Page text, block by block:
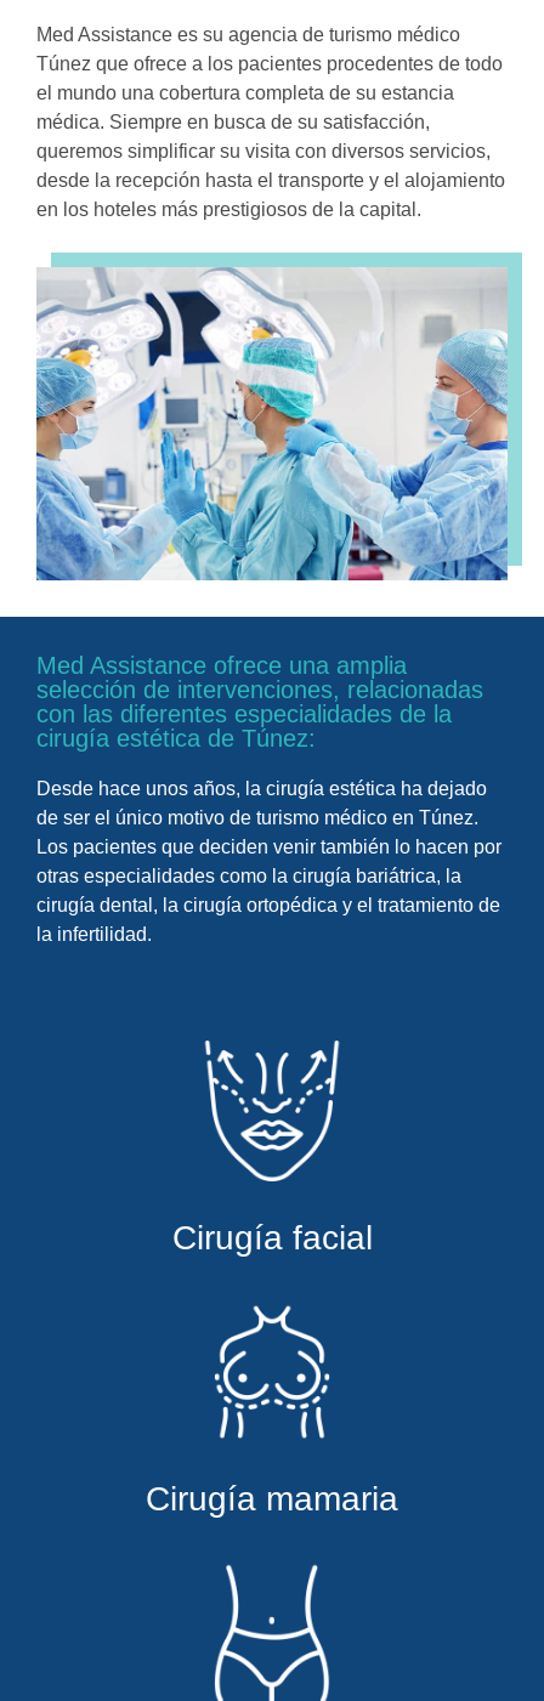
Med Assistance es su agencia de turismo médico
Túnez que ofrece a los pacientes procedentes de todo
el mundo una cobertura completa de su estancia
médica. Siempre en busca de su satisfacción,
queremos simplificar su visita con diversos servicios,
desde la recepción hasta el transporte y el alojamiento
en los hoteles más prestigiosos de la capital.
Med Assistance ofrece una amplia
selección de intervenciones, relacionadas
con las diferentes especialidades de la
cirugía estética de Túnez:
Desde hace unos años, la cirugía estética ha dejado
de ser el único motivo de turismo médico en Túnez.
Los pacientes que deciden venir también lo hacen por
otras especialidades como la cirugía bariátrica, la
cirugía dental, la cirugía ortopédica y el tratamiento de
la infertilidad.
Cirugía facial
Cirugía mamaria